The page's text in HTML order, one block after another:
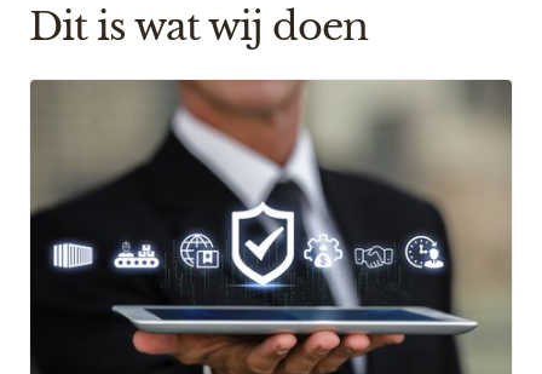
Dit is wat wij doen